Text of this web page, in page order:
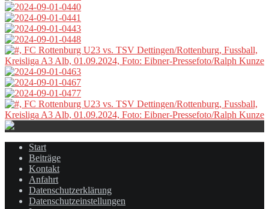
Start
Beiträge
Kontakt
Anfahrt
Datenschutzerklärung
Datenschutzeinstellungen